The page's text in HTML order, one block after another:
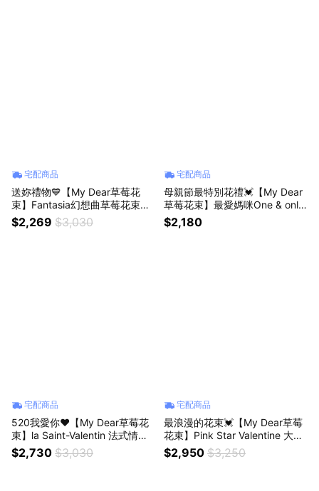
宅配商品
送妳禮物💙【My Dear草莓花
束】Fantasia幻想曲草莓花束禮
盒 獅子座生日禮物
$2,269 $3,030
宅配商品
母親節最特別花禮💓【My Dear
草莓花束】最愛媽咪One & only
輕奢玫瑰金草莓花束
$2,180
宅配商品
520我愛你❤️【My Dear草莓花
束】la Saint-Valentin 法式情人
草莓花束禮盒組（贈送LED燈串
+好吃牛奶煉乳）獅子座生日禮
$2,730 $3,030
宅配商品
最浪漫的花束💓【My Dear草莓
花束】Pink Star Valentine 大型
草莓花束 獅子座生日禮物
$2,950 $3,250